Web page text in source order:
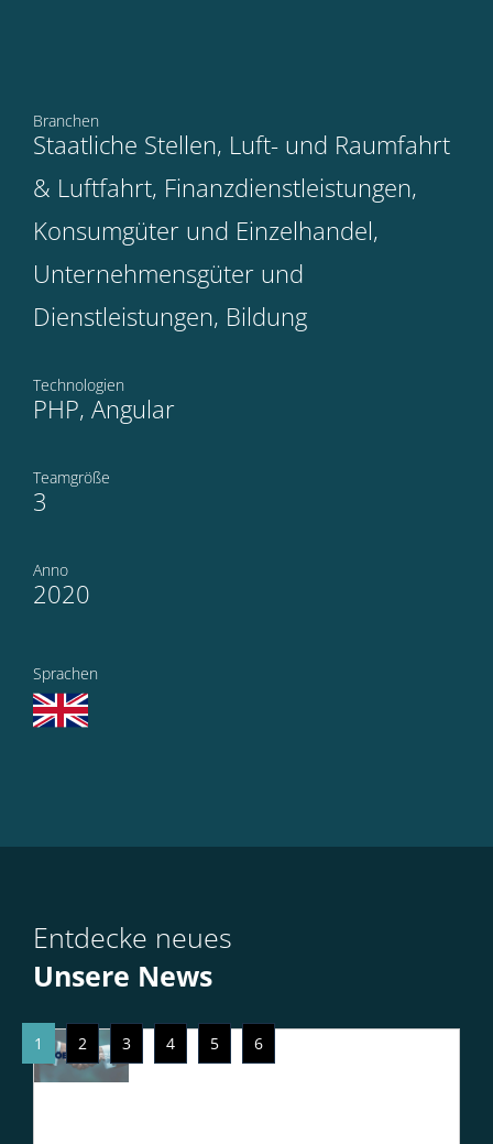
Branchen
Staatliche Stellen, Luft- und Raumfahrt
& Luftfahrt, Finanzdienstleistungen,
Konsumgüter und Einzelhandel,
Unternehmensgüter und
Dienstleistungen, Bildung
Technologien
PHP, Angular
Teamgröße
3
Anno
2020
Sprachen
Entdecke neues
Unsere News
1 2 3 4 5 6